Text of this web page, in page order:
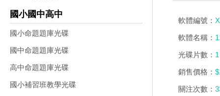
國小國中高中
國小命題題庫光碟
國中命題題庫光碟
高中命題題庫光碟
國小補習班教學光碟
軟體編號：
軟體名稱：
光碟片數： 1
銷售價格：
關注次數：